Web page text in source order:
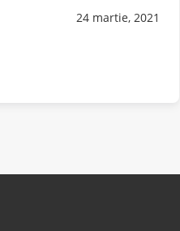
24 martie, 2021